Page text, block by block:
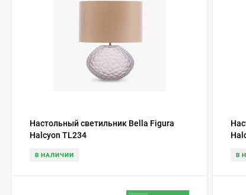
Настольный светильник Bella Figura
Halcyon TL234
В НАЛИЧИИ В